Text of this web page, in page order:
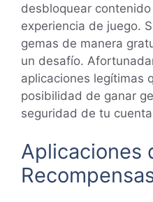
desbloquear
experiencia de juego.
gemas de manera
un desafío.
aplicaciones legítimas
posibilidad de ganar
seguridad de tu
Aplicaciones